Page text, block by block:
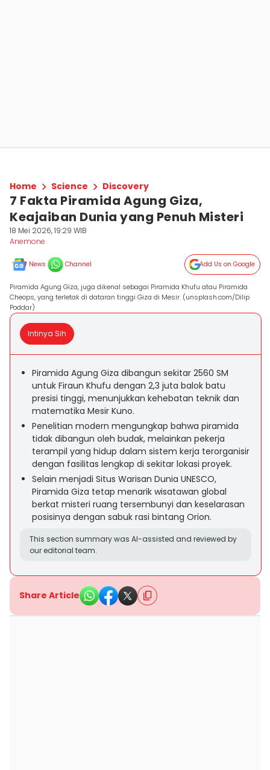
Home Science Discovery
7 Fakta Piramida Agung Giza,
Keajaiban Dunia yang Penuh Misteri
18 Mei 2026, 19:29 WIB
Anemone
News Channel Add Us on Google
Piramida Agung Giza, juga dikenal sebagai Piramida Khufu atau Piramida
Cheops, yang terletak di dataran tinggi Giza di Mesir. (unsplash.com/Dilip
Poddar)
Intinya Sih
Piramida Agung Giza dibangun sekitar 2560 SM
untuk Firaun Khufu dengan 2,3 juta balok batu
presisi tinggi, menunjukkan kehebatan teknik dan
matematika Mesir Kuno.
Penelitian modern mengungkap bahwa piramida
tidak dibangun oleh budak, melainkan pekerja
terampil yang hidup dalam sistem kerja terorganisir
dengan fasilitas lengkap di sekitar lokasi proyek.
Selain menjadi Situs Warisan Dunia UNESCO,
Piramida Giza tetap menarik wisatawan global
berkat misteri ruang tersembunyi dan keselarasan
posisinya dengan sabuk rasi bintang Orion.
This section summary was AI-assisted and reviewed by
our editorial team.
Share Article